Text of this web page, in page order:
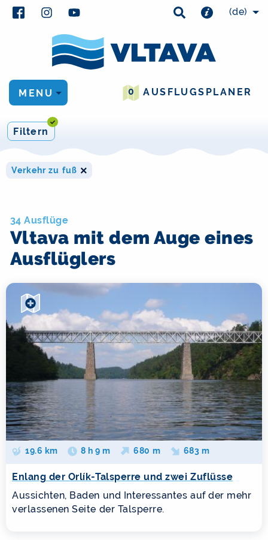
(de)
0 AUSFLUGSPLANER
MENU
Filtern
Verkehr zu fuß ×
34 Ausflüge
Vltava mit dem Auge eines
Ausflüglers
19.6 km 8 h 9 m 680 m 683 m
Enlang der Orlík-Talsperre und zwei Zuflüsse
Aussichten, Baden und Interessantes auf der mehr
verlassenen Seite der Talsperre.